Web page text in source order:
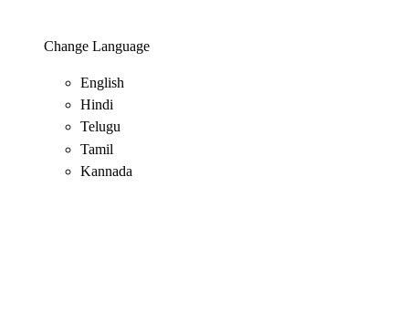
Change Language
English
Hindi
Telugu
Tamil
Kannada